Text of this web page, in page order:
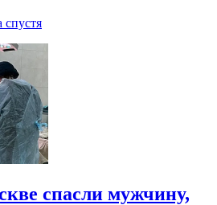
спустя
спасли мужчину,